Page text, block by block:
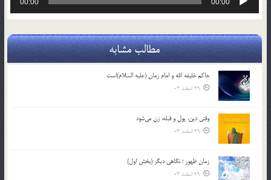
00:00
00:00
مطالب مشابه
حاکم خليفه الله و امام زمان (علیه السلام)است
29 اسفند 03
وقتی دین، پول و قبله، زن می‌شود
29 اسفند 03
زمان ظهور ؛ نگاهی دیگر (بخش اول)
29 اسفند 03